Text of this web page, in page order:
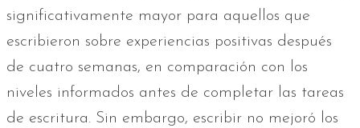
significativamente mayor para aquellos que
escribieron sobre experiencias positivas después
de cuatro semanas, en comparación con los
niveles informados antes de completar las tareas
de escritura. Sin embargo, escribir no mejoró los